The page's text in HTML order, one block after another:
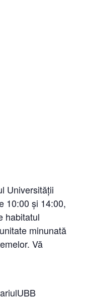
Universității
10:00 și 14:00,
habitatul
minunată
Vă